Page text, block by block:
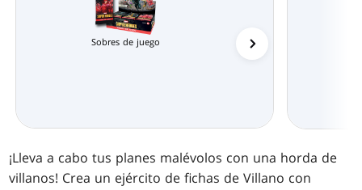
Sobres de juego
¡Lleva a cabo tus planes malévolos con una horda de
villanos! Crea un ejército de fichas de Villano con